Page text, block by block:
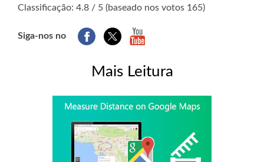
Classificação: 4.8 / 5 (baseado nos votos 165)
Siga-nos no
Mais Leitura